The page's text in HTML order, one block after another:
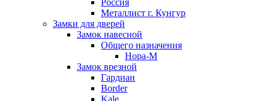
Россия
Металлист г. Кунгур
Замки для дверей
Замок навесной
Общего назначения
Нора-М
Замок врезной
Гардиан
Border